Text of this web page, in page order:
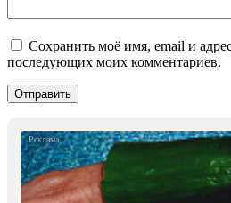
Сохранить моё имя, email и
последующих моих комментариев.